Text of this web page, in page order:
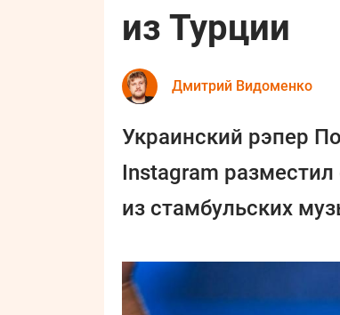
из Турции
Дмитрий Видоменко
Украинский рэпер
Instagram
из стамбульских